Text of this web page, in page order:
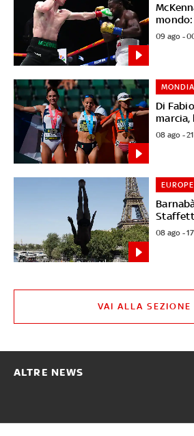
09 ago -
Di
marcia,
08 ago -
08 ago -
VAI ALLA SEZIONE
ALTRE NEWS